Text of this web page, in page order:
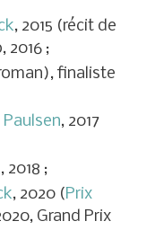
, 2015 (récit de
2016 ;
finaliste
Paulsen, 2017
, 2018 ;
, 2020 (Prix
Grand Prix